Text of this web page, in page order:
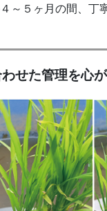
～５ヶ月の間、丁
せた管理を心